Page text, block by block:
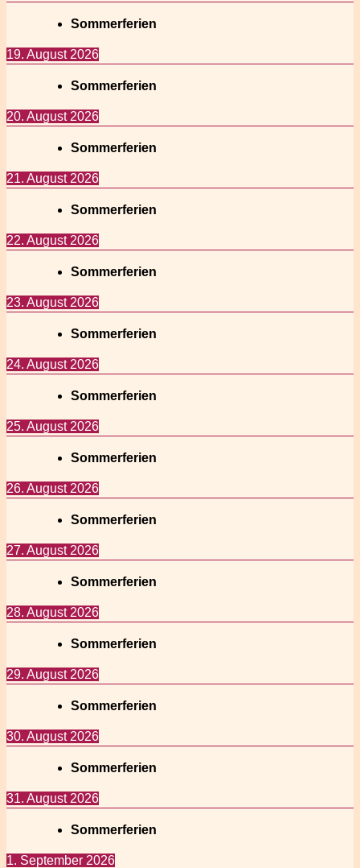
Sommerferien
19. August 2026
Sommerferien
20. August 2026
Sommerferien
21. August 2026
Sommerferien
22. August 2026
Sommerferien
23. August 2026
Sommerferien
24. August 2026
Sommerferien
25. August 2026
Sommerferien
26. August 2026
Sommerferien
27. August 2026
Sommerferien
28. August 2026
Sommerferien
29. August 2026
Sommerferien
30. August 2026
Sommerferien
31. August 2026
Sommerferien
1. September 2026